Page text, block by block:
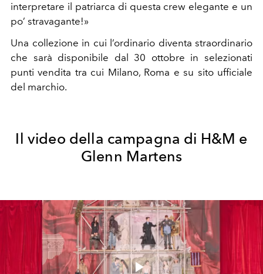
interpretare il patriarca di questa crew elegante e un
po’ stravagante!»
Una collezione in cui l’ordinario diventa straordinario
che sarà disponibile dal 30 ottobre in selezionati
punti vendita tra cui Milano, Roma e su sito ufficiale
del marchio.
Il video della campagna di H&M e
Glenn Martens